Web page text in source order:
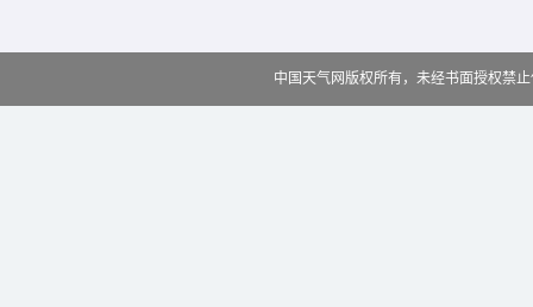
中国天气网版权所有，未经书面授权